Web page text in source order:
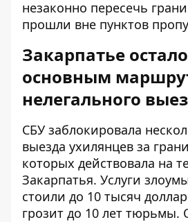
незаконно пересечь
прошли вне пунктов
Закарпатье
основным
нелегального
СБУ заблокировала
выезда ухилянцев за
которых действовала на
Закарпатья. Услуги
стоили до 10 тысяч
грозит до 10 лет тюрьмы.